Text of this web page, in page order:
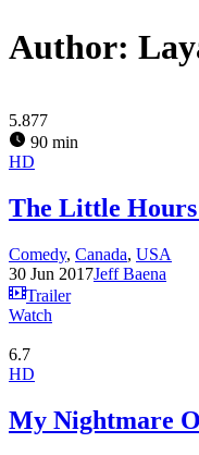
Author:
5.877
90 min
HD
The Little Hours
Comedy, Canada, USA
30 Jun 2017Jeff Baena
Trailer
Watch
6.7
HD
My Nightmare